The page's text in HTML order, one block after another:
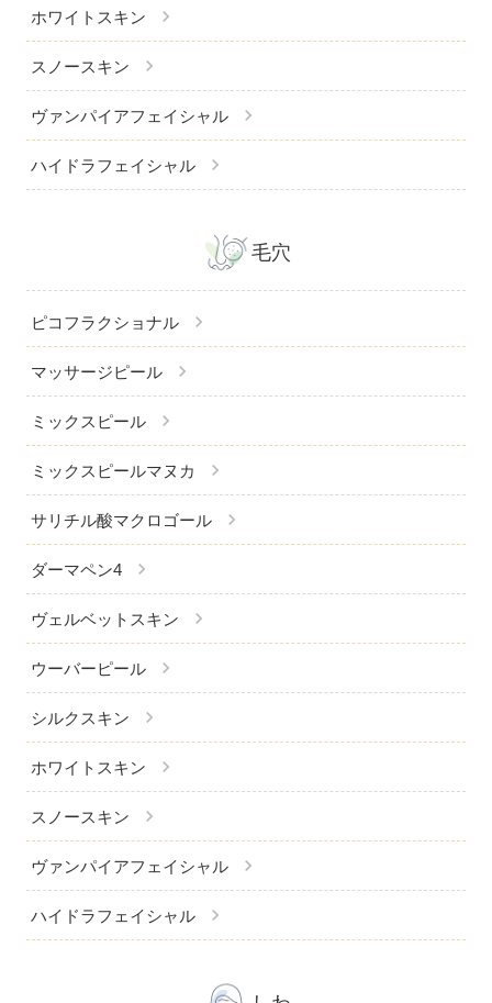
ホワイトスキン chevron_right
スノースキン chevron_right
ヴァンパイアフェイシャル chevron_right
ハイドラフェイシャル chevron_right
毛穴
ピコフラクショナル chevron_right
マッサージピール chevron_right
ミックスピール chevron_right
ミックスピールマヌカ chevron_right
サリチル酸マクロゴール chevron_right
ダーマペン4 chevron_right
ヴェルベットスキン chevron_right
ウーバーピール chevron_right
シルクスキン chevron_right
ホワイトスキン chevron_right
スノースキン chevron_right
ヴァンパイアフェイシャル chevron_right
ハイドラフェイシャル chevron_right